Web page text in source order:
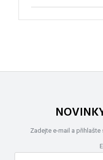
Zadejte e-mail a přihlašte